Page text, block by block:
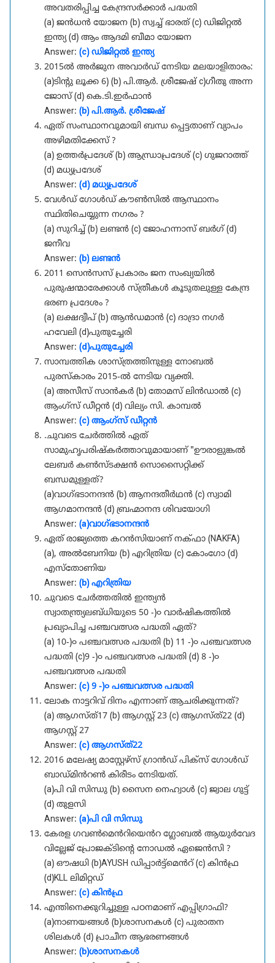
അവതരിപ്പിച്ച കേന്ദ്രസർക്കാർ പദ്ധതി
(a) ജൻധൻ യോജന (b) സ്വച്ച് ഭാരത് (c) ഡിജിറ്റൽ
ഇന്ത്യ (d) ആം ആദമി ബീമാ യോജന
Answer: (c) ഡിജിറ്റൽ ഇന്ത്യ
2015ൽ അർജുന അവാർഡ് നേടിയ മലയാളിതാരം:
(a)ടിന്റു ലൂക്ക 6) (b) പി.ആർ. ശ്രീജേഷ് c)ഗീതു അന്ന
ജോസ് (d) കെ.ടി.ഇർഫാൻ
Answer: (b) പി.ആർ. ശ്രീജേഷ്
ഏത് സംസ്ഥാനവുമായി ബന്ധ പ്പെട്ടതാണ് വ്യാപം
അഴിമതിക്കേസ് ?
(a) ഉത്തർപ്രദേശ് (b) ആന്ധ്രാപ്രദേശ് (c) ഗുജറാത്ത്
(d) മധ്യപ്രദേശ്
Answer: (d) മധ്യപ്രദേശ്
വേൾഡ് ഗോൾഡ് കൗൺസിൽ ആസ്ഥാനം
സ്ഥിതിചെയ്യുന്ന നഗരം ?
(a) സുറിച്ച് (b) ലണ്ടൻ (c) ജോഹന്നാസ് ബർഗ് (d)
ജനീവ
Answer: (b) ലണ്ടൻ
2011 സെൻസസ് പ്രകാരം ജന സംഖ്യയിൽ
പുരുഷന്മാരേക്കാൾ സ്ത്രീകൾ കൂടുതലുള്ള കേന്ദ്ര
ഭരണ പ്രദേശം ?
(a) ലക്ഷദ്വീപ് (b) ആൻഡമാൻ (c) ദാദ്രാ നഗർ
ഹവേലി (d)പുതുച്ചേരി
Answer: (d)പുതുച്ചേരി
സാമ്പത്തിക ശാസ്ത്രത്തിനുള്ള നോബൽ
പുരസ്കാരം 2015-ൽ നേടിയ വ്യക്തി.
(a) അസീസ് സാൻകർ (b) തോമസ് ലിൻഡാൽ (c)
ആംഗ്സ് ഡീറ്റൻ (d) വില്യം സി. കാമ്പൽ
Answer: (c) ആംഗ്സ് ഡീറ്റൻ
.ചുവടെ ചേർത്തിൽ ഏത്
സാമുഹൃപരിഷ്കർത്താവുമായാണ് "ഊരാളുങ്കൽ
ലേബർ കൺസ്ടക്ഷൻ സൊസൈറ്റിക്ക്
ബന്ധമുള്ളത്?
(a)വാഗ്ഭടാനന്ദൻ (b) ആനന്ദതീർഥൻ (c) സ്വാമി
ആഗമാനന്ദൻ (d) ബ്രഹ്മാനന്ദ ശിവയോഗി
Answer: (a)വാഗ്ഭടാനന്ദൻ
ഏത് രാജ്യത്തെ കറൻസിയാണ് നക്‌ഫാ (NAKFA)
(a), അൽബേനിയ (b) എറിത്രിയ (c) കോംഗോ (d)
എസ്തോണിയ
Answer: (b) എറിത്രിയ
ചുവടെ ചേർത്തതിൽ ഇന്ത്യൻ
സ്വാതന്ത്ര്യലബ്ധിയുടെ 50 -)൦ വാർഷികത്തിൽ
പ്രഖ്യാപിച്ച പഞ്ചവത്സര പദ്ധതി ഏത്?
(a) 10-)൦ പഞ്ചവത്സര പദ്ധതി (b) 11 -)൦ പഞ്ചവത്സര
പദ്ധതി (c)9 -)൦ പഞ്ചവത്സര പദ്ധതി (d) 8 -)൦
പഞ്ചവത്സര പദ്ധതി
Answer: (c) 9 -)൦ പഞ്ചവത്സര പദ്ധതി
ലോക നാട്ടറിവ് ദിനം എന്നാണ് ആചരിക്കുന്നത്?
(a) ആഗസ്ത്17 (b) ആഗസ്റ്റ് 23 (c) ആഗസ്ത്22 (d)
ആഗസ്റ്റ് 27
Answer: (c) ആഗസ്ത്22
2016 മലേഷ്യ മാസ്റ്റേഴ്സ് ഗ്രാൻഡ് പിക്സ് ഗോൾഡ്
ബാഡ്മിൻറൺ കിരീടം നേടിയത്.
(a)പി വി സിന്ധു (b) സൈന നെഹ്വാൾ (c) ജ്വാല ഗുട്ട്
(d) തുളസി
Answer: (a)പി വി സിന്ധു
കേരള ഗവൺമെൻറിയെൻറ ഗ്ലോബൽ ആയുർവേദ
വില്ലേജ് പ്രോജക്ടിന്റെ നോഡൽ ഏജെൻസി ?
(a) ഔഷധി (b)AYUSH ഡിപ്പാർട്ട്മെൻറ് (c) കിൻഫ്ര
(d)KLL ലിമിറ്റഡ്
Answer: (c) കിൻഫ്ര
എന്തിനെക്കുറിച്ചുള്ള പഠനമാണ് എപ്പിഗ്രാഫി?
(a)നാണയങ്ങൾ (b)ശാസനകൾ (c) പുരാതന
ശിലകൾ (d) പ്രാചീന ആഭരണങ്ങൾ
Answer: (b)ശാസനകൾ